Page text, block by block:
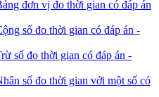
đơn vị đo thời gian có đáp án
số đo thời gian có đáp án -
số đo thời gian có đáp án -
số đo thời gian với một số có